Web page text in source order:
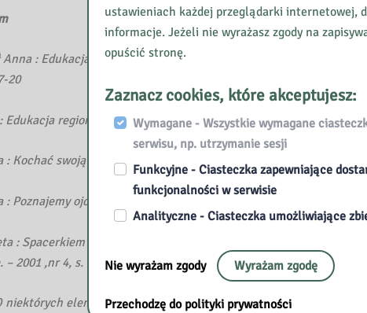
Anna : Edukacja regionalna, a edukacja narodowa i europejska //
20
Edukacja regionalna – w kręgu pojęć ojczyzny, patriotyzmu,
: Kochać swoją małą ojczyznę // Edukacja i Dialog. – 2003, nr 10,
: Poznajemy ojcowiznę // Edukacja i Dialog. – 1999, nr 5, s. 60-62
: Spacerkiem po mojej miejscowości : propozycja zajęć
2001 ,nr 4, s. 12-13
niektórych elementach patriotyczno – obronnego wychowania
ustawieniach każdej przeglądarki internetowej,
informacje. Jeżeli nie wyrażasz zgody na
opuścić stronę.
Zaznacz cookies, które akceptujesz:
Wymagane - Wszystkie wymagane
serwisu, np. utrzymanie sesji
Funkcyjne - Ciasteczka zapewniające
funkcjonalności w serwisie
Analityczne - Ciasteczka umożliwiające
Nie wyrażam zgody Wyrażam zgodę
Przechodzę do polityki prywatności